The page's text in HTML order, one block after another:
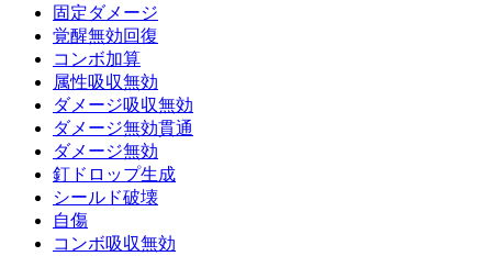
固定ダメージ
覚醒無効回復
コンボ加算
属性吸収無効
ダメージ吸収無効
ダメージ無効貫通
ダメージ無効
釘ドロップ生成
シールド破壊
自傷
コンボ吸収無効